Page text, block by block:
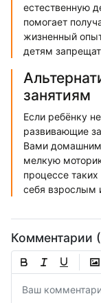
естественную
помогает
жизненный
детям
занятиям
Если ребёнку
развивающие
Вами
мелкую
процессе таких
себя взрослым
Комментарии